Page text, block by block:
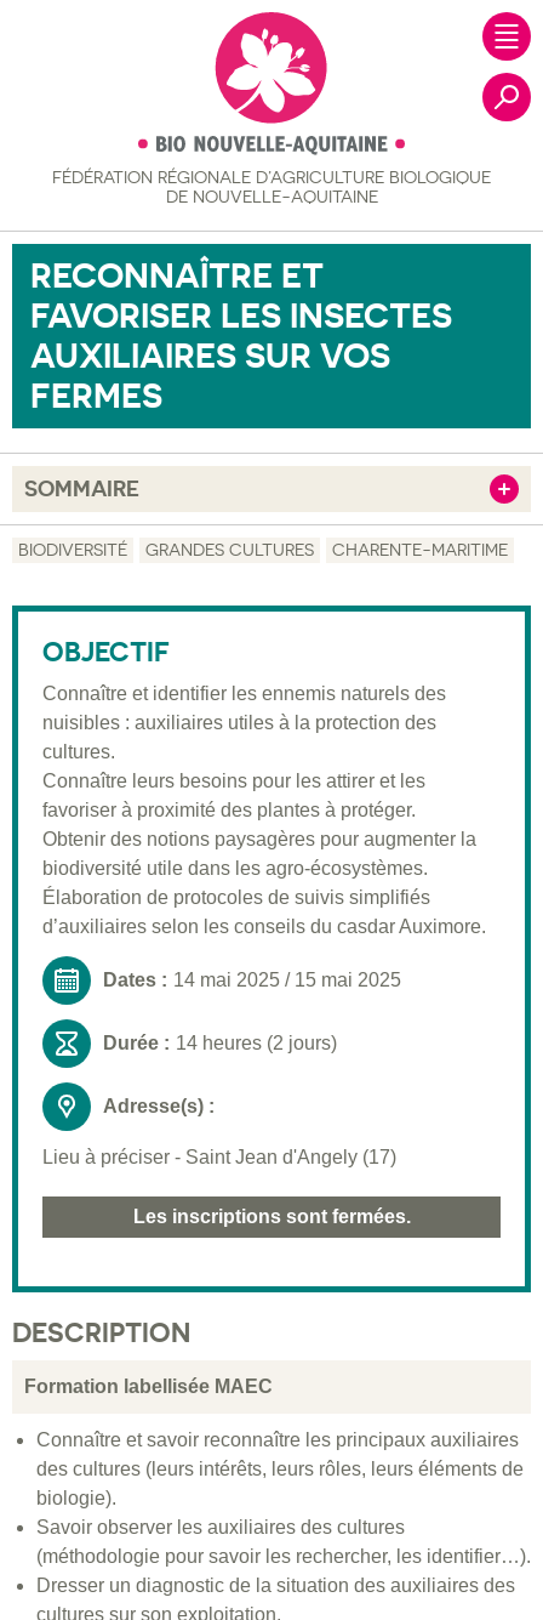
FÉDÉRATION RÉGIONALE D’AGRICULTURE BIOLOGIQUE
DE NOUVELLE-AQUITAINE
RECONNAÎTRE ET
FAVORISER LES INSECTES
AUXILIAIRES SUR VOS
FERMES
SOMMAIRE
Pré-requis
Validation
Moyens pédagogiques
Informations pratiques
BIODIVERSITÉ GRANDES CULTURES CHARENTE-MARITIME
OBJECTIF
Connaître et identifier les ennemis naturels des
nuisibles : auxiliaires utiles à la protection des
cultures.
Connaître leurs besoins pour les attirer et les
favoriser à proximité des plantes à protéger.
Obtenir des notions paysagères pour augmenter la
biodiversité utile dans les agro-écosystèmes.
Élaboration de protocoles de suivis simplifiés
d’auxiliaires selon les conseils du casdar Auximore.
Dates : 14 mai 2025 / 15 mai 2025
Durée : 14 heures (2 jours)
Adresse(s) :
Lieu à préciser - Saint Jean d'Angely (17)
Les inscriptions sont fermées.
DESCRIPTION
Formation labellisée MAEC
Connaître et savoir reconnaître les principaux auxiliaires
des cultures (leurs intérêts, leurs rôles, leurs éléments de
biologie).
Savoir observer les auxiliaires des cultures
(méthodologie pour savoir les rechercher, les identifier…).
Dresser un diagnostic de la situation des auxiliaires des
cultures sur son exploitation.